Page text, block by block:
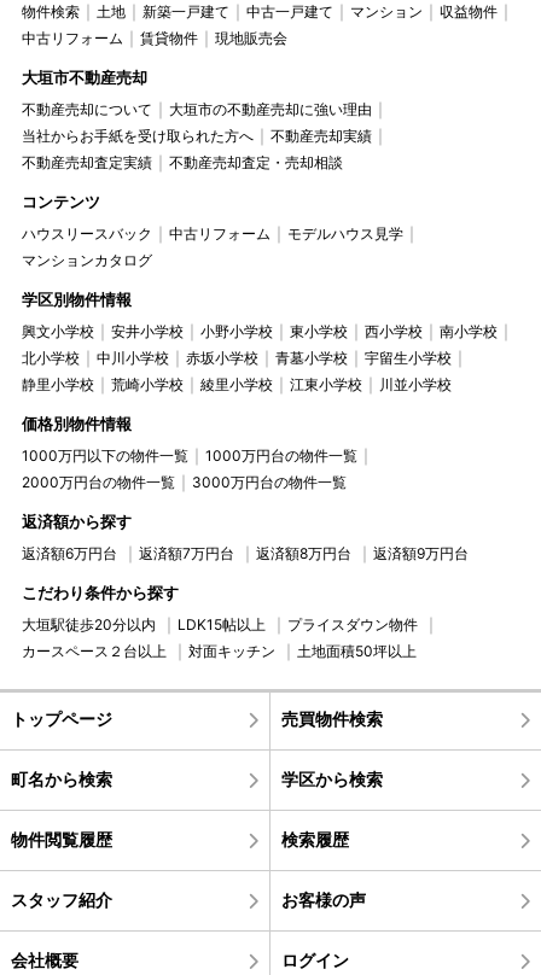
物件検索 土地 新築一戸建て 中古一戸建て マンション
収益物件
中古リフォーム
賃貸物件 現地販売会
大垣市不動産売却
不動産売却について
大垣市の不動産売却に強い理由
当社からお手紙を受け取られた方へ
不動産売却実績
不動産売却査定実績
不動産売却査定・売却相談
コンテンツ
ハウスリースバック 中古リフォーム
モデルハウス見学
マンションカタログ
学区別物件情報
興文小学校 安井小学校 小野小学校 東小学校 西小学校
南小学校
北小学校
中川小学校 赤坂小学校 青墓小学校
宇留生小学校
静里小学校
荒崎小学校 綾里小学校 江東小学校 川並小学校
価格別物件情報
1000万円以下の物件一覧
1000万円台の物件一覧
2000万円台の物件一覧
3000万円台の物件一覧
返済額から探す
返済額6万円台 返済額7万円台 返済額8万円台 返済額9万円台
こだわり条件から探す
大垣駅徒歩20分以内 LDK15帖以上
プライスダウン物件
カースペース２台以上
対面キッチン 土地面積50坪以上
トップページ 売買物件検索
町名から検索 学区から検索
物件閲覧履歴 検索履歴
スタッフ紹介 お客様の声
会社概要 ログイン